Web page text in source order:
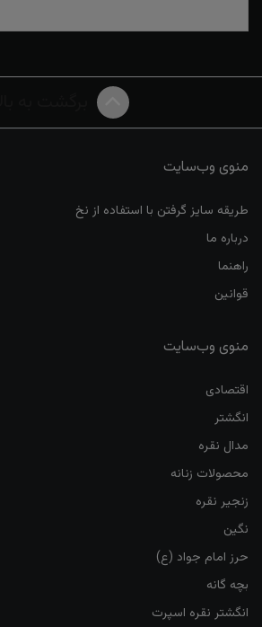
منوی وب‌سایت
طریقه سایز گرفتن با استفاده از نخ
درباره ما
راهنما
قوانین
منوی وب‌سایت
اقتصادی
انگشتر
مدال نقره
محصولات زنانه
زنجیر نقره
نگین
حرز امام جواد (ع)
بچه گانه
انگشتر نقره اسپرت